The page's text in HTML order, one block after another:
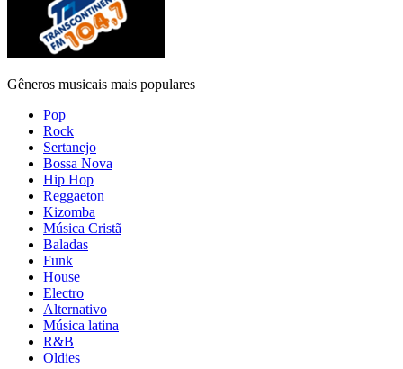
Gêneros musicais mais populares
Pop
Rock
Sertanejo
Bossa Nova
Hip Hop
Reggaeton
Kizomba
Música Cristã
Baladas
Funk
House
Electro
Alternativo
Música latina
R&B
Oldies